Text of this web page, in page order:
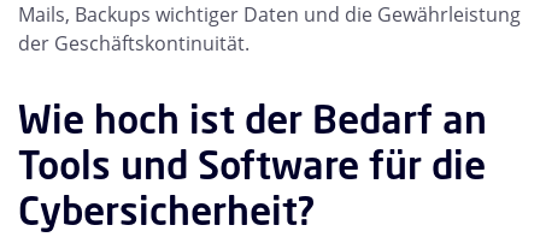
Mails, Backups wichtiger Daten und die Gewährleistung
der Geschäftskontinuität.
Wie hoch ist der Bedarf an
Tools und Software für die
Cybersicherheit?